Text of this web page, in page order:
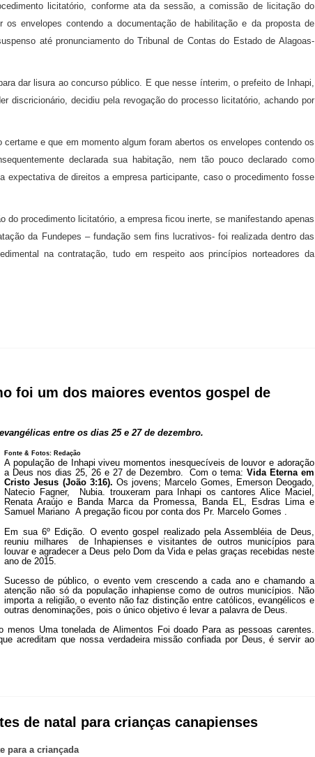
licitatório, conforme ata da sessão, a comissão de licitação do
envelopes contendo a documentação de habilitação e da proposta de
até pronunciamento do Tribunal de Contas do Estado de Alagoas-
dar lisura ao concurso público. E que nesse ínterim, o prefeito de Inhapi,
discricionário, decidiu pela revogação do processo licitatório, achando por
e que em momento algum foram abertos os envelopes contendo os
declarada sua habitação, nem tão pouco declarado como
expectativa de direitos a empresa participante, caso o procedimento fosse
do procedimento licitatório, a empresa ficou inerte, se manifestando apenas
da Fundepes – fundação sem fins lucrativos- foi realizada dentro das
na contratação, tudo em respeito aos princípios norteadores da
foi um dos maiores eventos gospel de
entre os dias 25 e 27 de dezembro.
Fonte & Fotos: Redação
A população de Inhapi viveu momentos inesquecíveis de louvor e adoração
a Deus nos dias 25, 26 e 27 de Dezembro. Com o tema:Vida Eterna em
Cristo Jesus (João 3:16). Os jovens; Marcelo Gomes, Emerson Deogado,
Natecio Fagner, Nubia. trouxeram para Inhapi os cantores Alice Maciel,
Renata Araújo e Banda Marca da Promessa, Banda EL, Esdras Lima e
Samuel Mariano A pregação ficou por conta dos Pr. Marcelo Gomes .
Em sua 6º Edição. O evento gospel realizado pela Assembléia de Deus,
reuniu milhares de Inhapienses e visitantes de outros municípios para
louvar e agradecer a Deus pelo Dom da Vida e pelas graças recebidas neste
ano de 2015.
Sucesso de público, o evento vem crescendo a cada ano e chamando a
atenção não só da população inhapiense como de outros municípios. Não
importa a religião, o evento não faz distinção entre católicos, evangélicos e
outras denominações, pois o único objetivo é levar a palavra de Deus.
Uma tonelada de Alimentos Foi doado Para as pessoas carentes.
acreditam que nossa verdadeira missão confiada por Deus, é servir ao
de natal para crianças canapienses
para a criançada